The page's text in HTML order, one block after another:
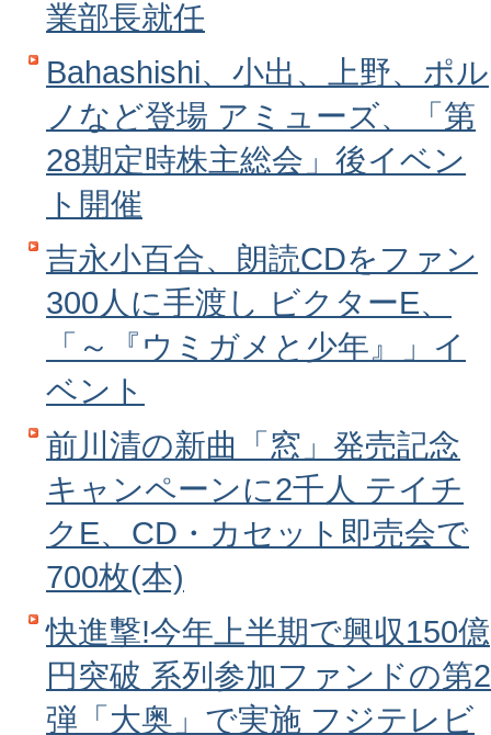
業部長就任
Bahashishi、小出、上野、ポル
ノなど登場 アミューズ、「第
28期定時株主総会」後イベン
ト開催
吉永小百合、朗読CDをファン
300人に手渡し ビクターE、
「～『ウミガメと少年』」イ
ベント
前川清の新曲「窓」発売記念
キャンペーンに2千人 テイチ
クE、CD・カセット即売会で
700枚(本)
快進撃!今年上半期で興収150億
円突破 系列参加ファンドの第2
弾「大奥」で実施 フジテレビ